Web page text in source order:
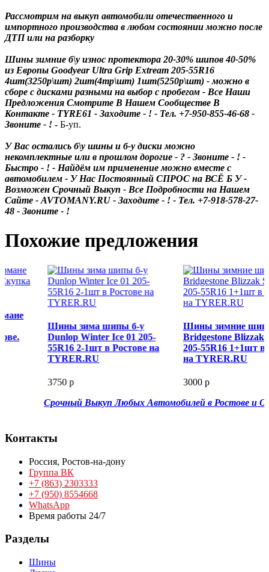
Рассмотрим на выкуп автомобили отечественного и
импортного производства в любом состоянии можно после
ДТП или на разборку
Шины зимние б\у износ протектора 20-30% шипов 40-50%
из Европы Goodyear Ultra Grip Extream 205-55R16
4шт(3250р\шт) 2шт(4тр\шт) 1шт(5250р\шт) - можно в
сборе с дисками разными на выбор с пробегом - Все Наши
Предложения Смотрите В Нашем Сообществе В
Контакте - TYRE61 - Заходите - ! - Тел. +7-950-855-46-68 -
Звоните - ! - Б-уп.
У Вас остались б\у шины и б-у диски можно
некомплектные или в прошлом дорогие - ? - Звоните - ! -
Быстро - ! - Найдём им применение можно вместе с
автомобилем - У Нас Постоянный СПРОС на ВСЁ Б У -
Возможен Срочный Выкуп - Все Подробности на Нашем
Сайте - AVTOMANY.RU - Заходите - ! - Тел. +7-918-578-27-
48 - Звоните - !
Похожие предложения
Шины зима шипы б-у
Dunlop Winter Ice 01 205-
55R16 2-1шт в Ростове на
TYRER.RU
Шины зимние шипы б-у
Bridgestone Blizzak Spike 01
205-55R16 1+1шт в Ростове
на TYRER.RU
Срочный Выкуп Любых Автомобилей в Ростове и
Контакты
Россия, Ростов-на-дону
Группа ВК
+7 (863) 2303333
+7 (950) 8554668
WhatsApp
Время работы 24/7
Разделы
Шины